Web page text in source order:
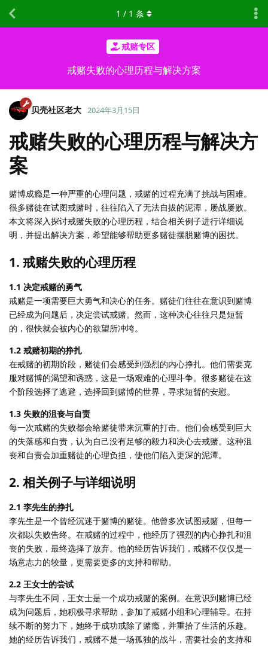
戒赌专区
戒赌失败的心理历程与解决方案
1 / 1 条
贝壳社区老大 2024年3月15日
戒赌失败的心理历程与解决方
案
赌博成瘾是一种严重的心理问题，戒赌的过程充满了挑战与困难。
很多赌徒在试图戒赌时，往往陷入了无法自拔的泥潭，屡战屡败。
本文将深入探讨戒赌失败的心理历程，结合相关例子进行详细说
明，并提出解决方案，希望能够帮助更多赌徒摆脱赌博的困扰。
1. 戒赌失败的心理历程
1.1 决定戒赌的勇气
戒赌是一项需要巨大勇气和决心的任务。赌徒们往往在意识到赌博
已经成为问题后，决定尝试戒赌。然而，这种决心往往只是短暂
的，很快就会被内心的欲望所冲垮。
1.2 戒赌初期的挣扎
在戒赌的初期阶段，赌徒们会感受到强烈的内心挣扎。他们需要克
服对赌博的渴望和诱惑，这是一场艰难的心理斗争。很多赌徒在这
个阶段选择了逃避，选择回到赌博的世界，寻求短暂的安慰。
1.3 失败的沮丧与自责
每一次戒赌的失败都会给赌徒带来沉重的打击。他们会感受到巨大
的失落感和自责，认为自己没有足够的毅力和决心去戒赌。这种沮
丧和自责会加重赌徒的心理负担，使他们陷入更深的泥潭。
2. 相关例子与详细说明
2.1 李先生的挣扎
李先生是一个曾经沉迷于赌博的赌徒。他曾多次试图戒赌，但每一
次都以失败告终。在戒赌的过程中，他经历了强烈的内心挣扎和沮
丧的失败，最终选择了放弃。他的经历告诉我们，戒赌不仅仅是一
场意志力的较量，更需要更多的支持和帮助。
2.2 王女士的尝试
与李先生不同，王女士是一个成功戒赌的案例。在意识到赌博已经
成为问题后，她积极寻求帮助，参加了戒赌小组和心理辅导。在持
续不断的努力下，她终于成功戒除了赌瘾，并重拾了生活的乐趣。
她的经历告诉我们，戒赌不是一场孤独的战斗，需要社会的支持和